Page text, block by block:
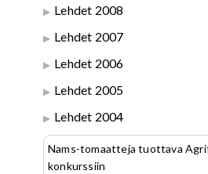
Lehdet 2008
Lehdet 2007
Lehdet 2006
Lehdet 2005
Lehdet 2004
Nams-tomaatteja tuottava
konkurssiin